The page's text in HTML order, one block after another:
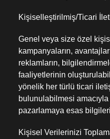
Kişiselleştirilmiş/Ticari
Genel veya size özel
kampanyaların,
reklamların,
faaliyetlerinin
yönelik her türlü ticari
bulunulabilmesi
pazarlamaya esas
Kişisel Verilerinizi